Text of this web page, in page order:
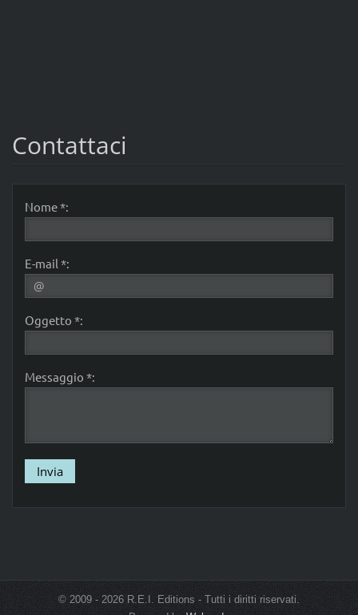
Contattaci
Nome *:
E-mail *:
Oggetto *:
Messaggio *:
© 2009 - 2026 R.E.I. Editions - Tutti i diritti riservati.